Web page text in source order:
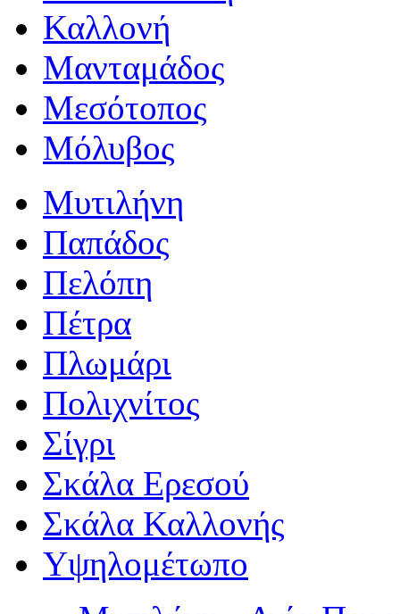
Καλλονή
Μανταμάδος
Μεσότοπος
Μόλυβος
Μυτιλήνη
Παπάδος
Πελόπη
Πέτρα
Πλωμάρι
Πολιχνίτος
Σίγρι
Σκάλα Ερεσού
Σκάλα Καλλονής
Υψηλομέτωπο